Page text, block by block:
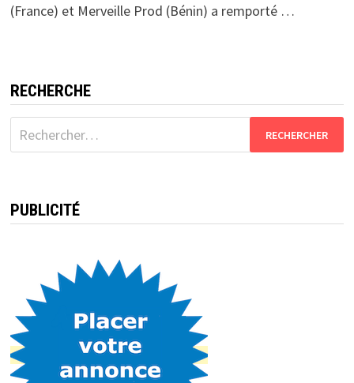
(France) et Merveille Prod (Bénin) a remporté …
RECHERCHE
Rechercher :
PUBLICITÉ